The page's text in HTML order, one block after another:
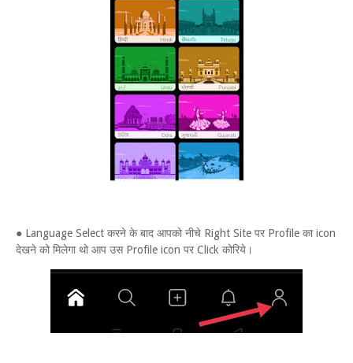
● Language Select करने के बाद आपको नीचे Right Site पर Profile का icon
देखने को मिलेगा थो आप उस Profile icon पर Click कोरिये।